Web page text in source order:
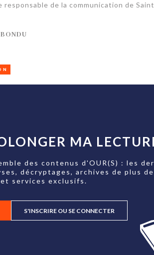
responsable de la communication de
MA
des contenus d'OUR(S) : les
décryptages, archives de plus
services exclusifs.
S'INSCRIRE OU SE CONNECTER